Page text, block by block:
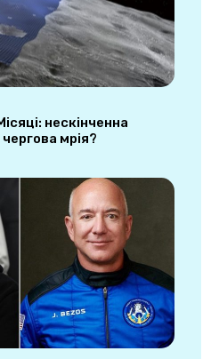
нескінченна
мрія?